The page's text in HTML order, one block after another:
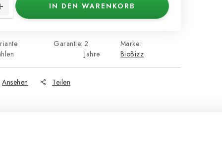
IN DEN WARENKORB
Marke:
BioBizz
Garantie: 2
Jahre
Ansehen Teilen